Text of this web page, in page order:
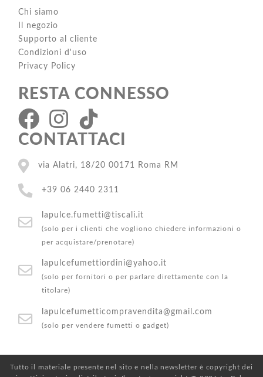
Chi siamo
Il negozio
Supporto al cliente
Condizioni d'uso
Privacy Policy
RESTA CONNESSO
CONTATTACI
via Alatri, 18/20 00171 Roma RM
+39 06 2440 2311
lapulce.fumetti@tiscali.it
(solo per i clienti che vogliono chiedere informazioni o
per acquistare/prenotare)
lapulcefumettiordini@yahoo.it
(solo per fornitori o per parlare direttamente con la
titolare)
lapulcefumetticompravendita@gmail.com
(solo per vendere fumetti o gadget)
Tutto il materiale presente nel sito e nella newsletter è copyright dei